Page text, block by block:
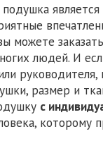
подушка
можете
людей. И
размер и
с
которому